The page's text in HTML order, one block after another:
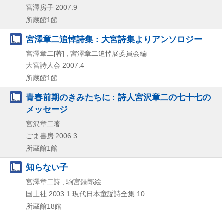
宮澤房子 2007.9
所蔵館1館
宮澤章二追悼詩集 : 大宮詩集よりアンソロジー
宮澤章二[著] ; 宮澤章二追悼展委員会編
大宮詩人会 2007.4
所蔵館1館
青春前期のきみたちに : 詩人宮沢章二の七十七の
メッセージ
宮沢章二著
ごま書房 2006.3
所蔵館1館
知らない子
宮澤章二詩 ; 駒宮録郎絵
国土社 2003.1 現代日本童謡詩全集 10
所蔵館18館